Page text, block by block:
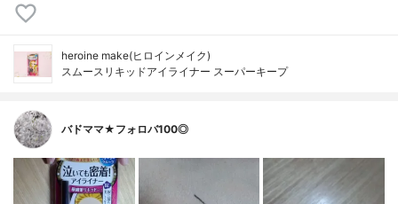
heroine make(ヒロインメイク)
スムースリキッドアイライナー スーパーキープ
バドママ★フォロバ100◎